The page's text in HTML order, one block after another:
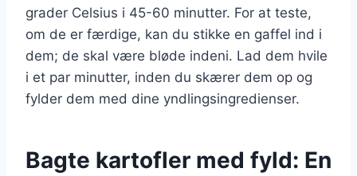
grader Celsius i 45-60 minutter. For at teste,
om de er færdige, kan du stikke en gaffel ind i
dem; de skal være bløde indeni. Lad dem hvile
i et par minutter, inden du skærer dem op og
fylder dem med dine yndlingsingredienser.
Bagte kartofler med fyld: En